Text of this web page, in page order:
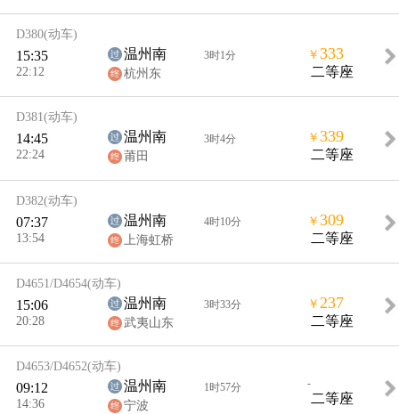
D380(动车)
15:35
22:12
温州南
杭州东
3时1分 ￥ 333
二等座
D381(动车)
14:45
22:24
温州南
莆田
3时4分 ￥ 339
二等座
D382(动车)
07:37
13:54
温州南
上海虹桥
4时10分 ￥ 309
二等座
D4651/D4654(动车)
15:06
20:28
温州南
武夷山东
3时33分 ￥ 237
二等座
D4653/D4652(动车)
09:12
14:36
温州南
宁波
1时57分 -
二等座